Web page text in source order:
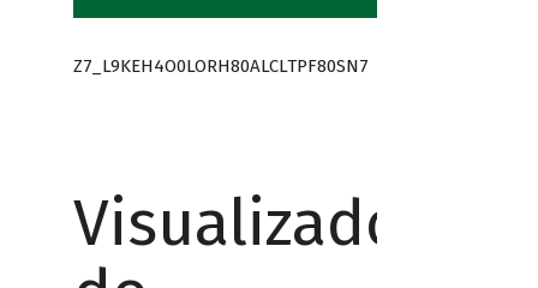
Z7_L9KEH4O0LORH80ALCLTPF80SN7
Visualizador